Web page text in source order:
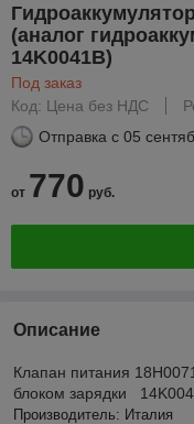
(аналог
14K0041B)
Под заказ
Код: Цена без НДС
Отправка с 05
от 770 руб.
Описание
Клапан питания
блоком зарядки
Производитель: Италия